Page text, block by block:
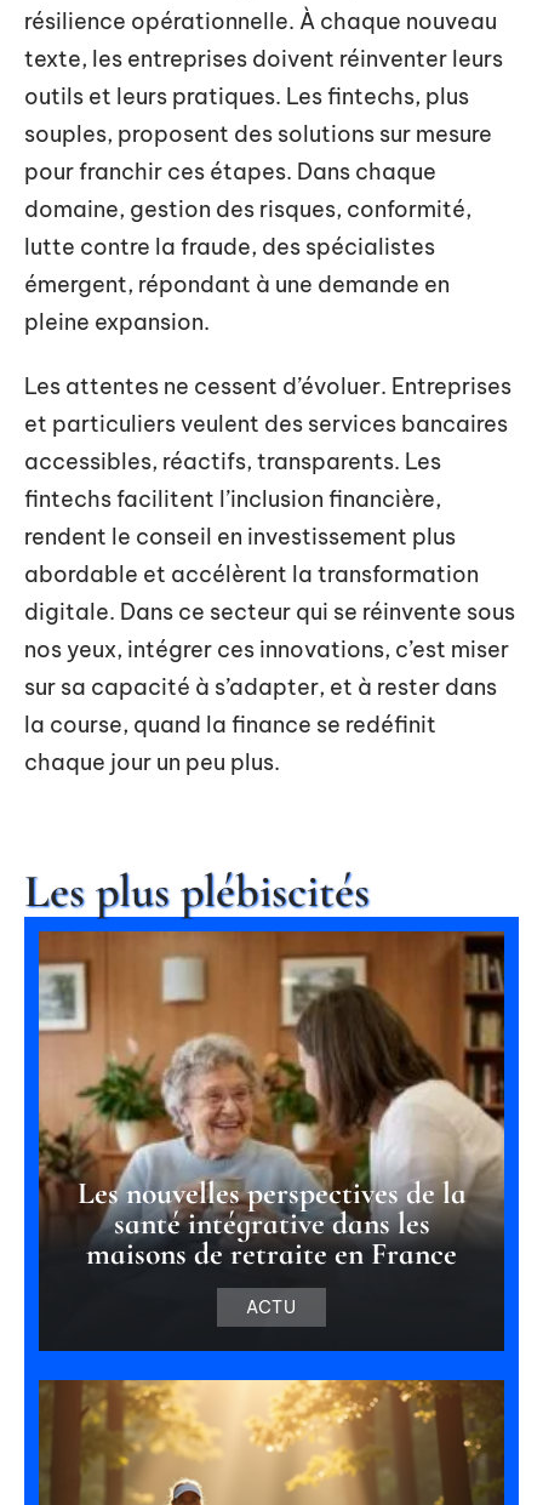
résilience opérationnelle. À chaque nouveau
texte, les entreprises doivent réinventer leurs
outils et leurs pratiques. Les fintechs, plus
souples, proposent des solutions sur mesure
pour franchir ces étapes. Dans chaque
domaine, gestion des risques, conformité,
lutte contre la fraude, des spécialistes
émergent, répondant à une demande en
pleine expansion.
Les attentes ne cessent d’évoluer. Entreprises
et particuliers veulent des services bancaires
accessibles, réactifs, transparents. Les
fintechs facilitent l’inclusion financière,
rendent le conseil en investissement plus
abordable et accélèrent la transformation
digitale. Dans ce secteur qui se réinvente sous
nos yeux, intégrer ces innovations, c’est miser
sur sa capacité à s’adapter, et à rester dans
la course, quand la finance se redéfinit
chaque jour un peu plus.
Les plus plébiscités
Les nouvelles perspectives de la
santé intégrative dans les
maisons de retraite en France
ACTU